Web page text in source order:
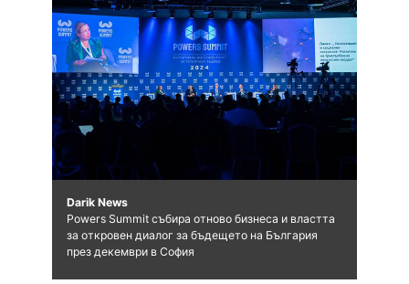
Darik News
Powers Summit събира отново бизнеса и властта
за откровен диалог за бъдещето на България
през декември в София